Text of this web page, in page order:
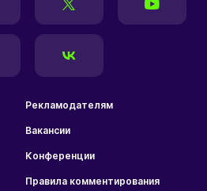
Рекламодателям
Вакансии
Конференции
Правила комментирования